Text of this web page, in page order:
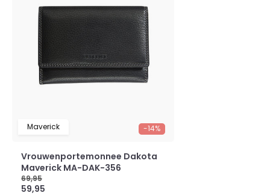
-14%
Maverick
Vrouwenportemonnee Dakota
Maverick MA-DAK-356
69,95
59,95